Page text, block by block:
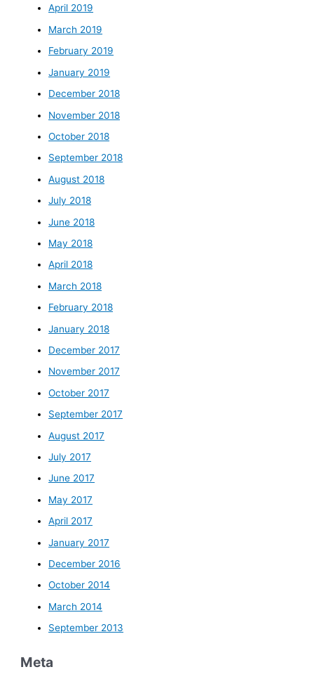
April 2019
March 2019
February 2019
January 2019
December 2018
November 2018
October 2018
September 2018
August 2018
July 2018
June 2018
May 2018
April 2018
March 2018
February 2018
January 2018
December 2017
November 2017
October 2017
September 2017
August 2017
July 2017
June 2017
May 2017
April 2017
January 2017
December 2016
October 2014
March 2014
September 2013
Meta